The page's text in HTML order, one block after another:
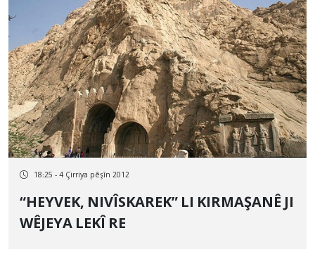
18:25 - 4 Çirriya pêşîn 2012
“HEYVEK, NIVÎSKAREK” LI KIRMAŞANÊ JI
WÊJEYA LEKÎ RE